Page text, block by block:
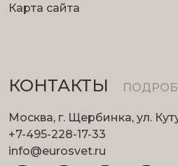
Карта сайта
КОНТАКТЫ
Москва, г. Щербинка, ул.
+7-495-228-17-33
info@eurosvet.ru